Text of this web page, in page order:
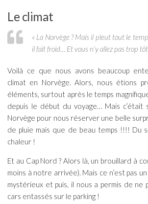
Le climat
« La Norvège ? Mais il pleut tout le
il fait froid… Et vous n’y allez pas trop tôt
Voilà ce que nous avons beaucoup
climat en Norvège. Alors, nous étions
éléments, surtout après le temps
depuis le début du voyage… Mais c’était
Norvège pour nous réserver une belle
de pluie mais que de beau temps !!!! Du
chaleur !
Et au Cap Nord ? Alors là, un brouillard à
moins à notre arrivée). Mais ce n’est pas
mystérieux et puis, il nous a permis de ne
cars entassés sur le parking !